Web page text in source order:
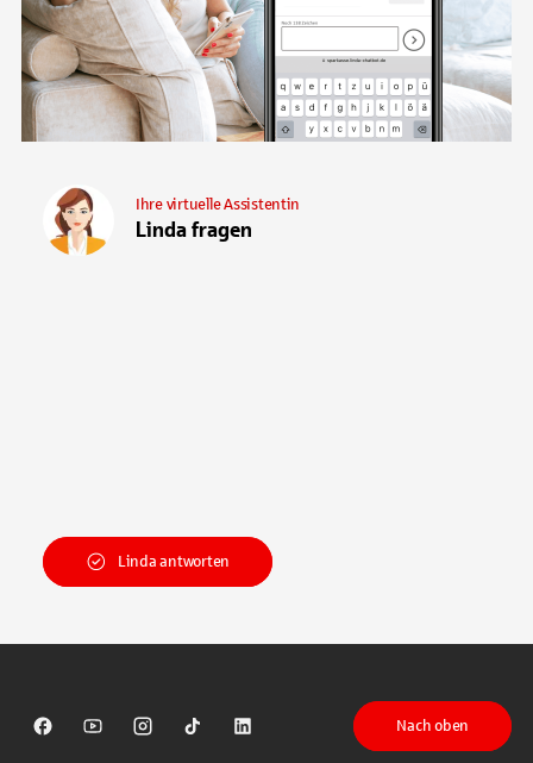
Linda fragen
Ihre virtuelle Assistentin
Linda antworten
Sparkasse auf Facebook
Sparkasse auf Youtube
Sparkasse auf Instagram
Sparkasse auf TikTok
Sparkasse auf LinkedIn
Nach oben